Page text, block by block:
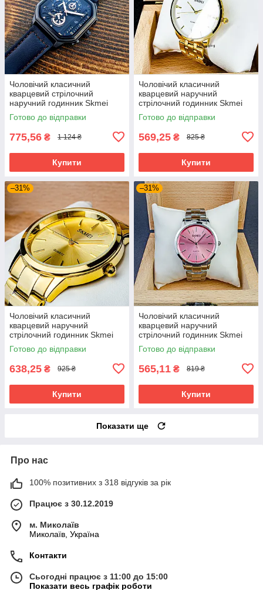
Чоловічий класичний
кварцевий стрілочний
наручний годинник Skmei
1963 BKRG
Готово до відправки
775,56 ₴ 1 124 ₴
Купити
Чоловічий класичний
кварцевий наручний
стрілочний годинник Skmei
1801 SGD
Готово до відправки
569,25 ₴ 825 ₴
Купити
–31%
Чоловічий класичний
кварцевий наручний
стрілочний годинник Skmei
1694 GD
Готово до відправки
638,25 ₴ 925 ₴
Купити
–31%
Чоловічий класичний
кварцевий наручний
стрілочний годинник Skmei
1694 PK
Готово до відправки
565,11 ₴ 819 ₴
Купити
Показати ще
Про нас
100% позитивних з 318 відгуків за рік
Працює з 30.12.2019
м. Миколаїв
Миколаїв, Україна
Контакти
Сьогодні працює з 11:00 до 15:00
Показати весь графік роботи